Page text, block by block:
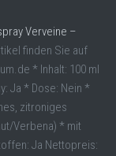
Verveine –
finden Sie auf
* Inhalt: 100 ml
Ja * Dose: Nein *
zitroniges
Verbena) * mit
Ja Nettopreis: